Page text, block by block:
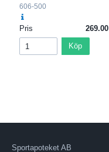
606-500
Pris 269.00
Köp
Sportapoteket AB